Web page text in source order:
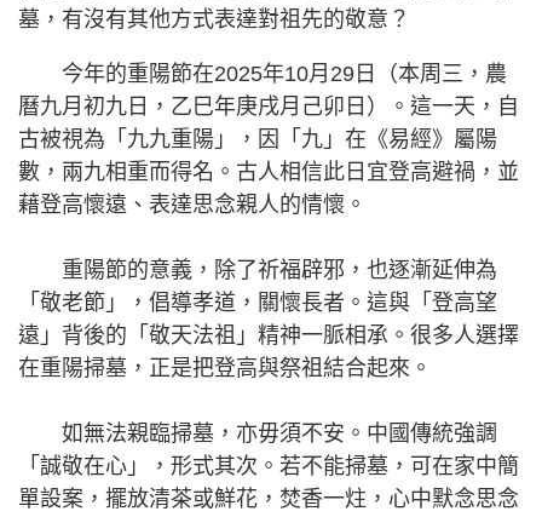
墓，有沒有其他方式表達對祖先的敬意？
今年的重陽節在2025年10月29日（本周三，農
曆九月初九日，乙巳年庚戌月己卯日）。這一天，自
古被視為「九九重陽」，因「九」在《易經》屬陽
數，兩九相重而得名。古人相信此日宜登高避禍，並
藉登高懷遠、表達思念親人的情懷。
重陽節的意義，除了祈福辟邪，也逐漸延伸為
「敬老節」，倡導孝道，關懷長者。這與「登高望
遠」背後的「敬天法祖」精神一脈相承。很多人選擇
在重陽掃墓，正是把登高與祭祖結合起來。
如無法親臨掃墓，亦毋須不安。中國傳統強調
「誠敬在心」，形式其次。若不能掃墓，可在家中簡
單設案，擺放清茶或鮮花，焚香一炷，心中默念思念